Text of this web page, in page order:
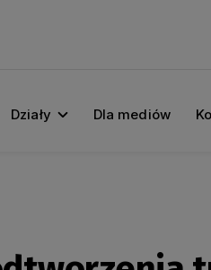
Działy Dla mediów